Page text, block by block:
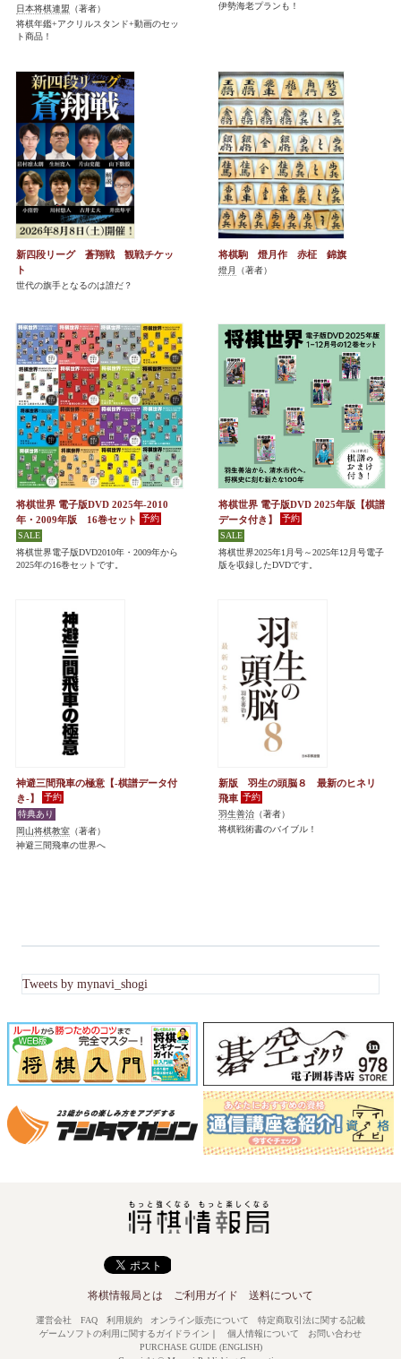
日本将棋連盟 （著者）
将棋年鑑+アクリルスタンド+動画のセッ
ト商品！
伊勢海老プランも！
新四段リーグ 蒼翔戦 観戦チケッ
ト
世代の旗手となるのは誰だ？
将棋駒 燈月作 赤柾 錦旗
燈月 （著者）
将棋世界 電子版DVD 2025年-2010
年・2009年版 16巻セット
将棋世界電子版DVD2010年・2009年から
2025年の16巻セットです。
将棋世界 電子版DVD 2025年版【棋譜
データ付き】
将棋世界2025年1月号～2025年12月号電子
版を収録したDVDです。
神避三間飛車の極意【-棋譜データ付
き-】
岡山将棋教室 （著者）
神避三間飛車の世界へ
新版 羽生の頭脳８ 最新のヒネリ
飛車
羽生善治 （著者）
将棋戦術書のバイブル！
Tweets by mynavi_shogi
将棋情報局とは ご利用ガイド 送料について
運営会社 FAQ 利用規約 オンライン販売について
特定商取引法に関する記載
ゲームソフトの利用に関するガイドライン
個人情報について
お問い合わせ
PURCHASE GUIDE (ENGLISH)